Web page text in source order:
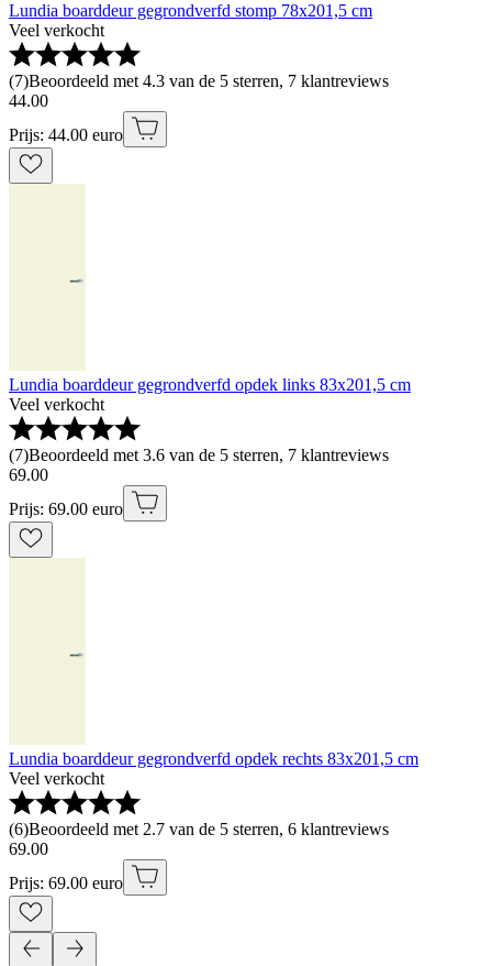
Lundia boarddeur gegrondverfd stomp 78x201,5 cm
Veel verkocht
(7)Beoordeeld met 4.3 van de 5 sterren, 7 klantreviews
44.00
Prijs: 44.00 euro
Lundia boarddeur gegrondverfd opdek links 83x201,5 cm
Veel verkocht
(7)Beoordeeld met 3.6 van de 5 sterren, 7 klantreviews
69.00
Prijs: 69.00 euro
Lundia boarddeur gegrondverfd opdek rechts 83x201,5 cm
Veel verkocht
(6)Beoordeeld met 2.7 van de 5 sterren, 6 klantreviews
69.00
Prijs: 69.00 euro